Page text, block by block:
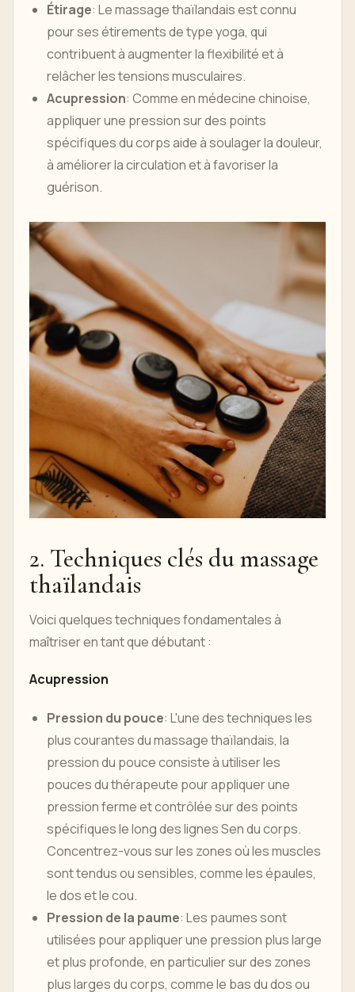
Étirage: Le massage thaïlandais est connu
pour ses étirements de type yoga, qui
contribuent à augmenter la flexibilité et à
relâcher les tensions musculaires.
Acupression: Comme en médecine chinoise,
appliquer une pression sur des points
spécifiques du corps aide à soulager la douleur,
à améliorer la circulation et à favoriser la
guérison.
2. Techniques clés du massage
thaïlandais
Voici quelques techniques fondamentales à
maîtriser en tant que débutant :
Acupression
Pression du pouce: L'une des techniques les
plus courantes du massage thaïlandais, la
pression du pouce consiste à utiliser les
pouces du thérapeute pour appliquer une
pression ferme et contrôlée sur des points
spécifiques le long des lignes Sen du corps.
Concentrez-vous sur les zones où les muscles
sont tendus ou sensibles, comme les épaules,
le dos et le cou.
Pression de la paume: Les paumes sont
utilisées pour appliquer une pression plus large
et plus profonde, en particulier sur des zones
plus larges du corps, comme le bas du dos ou